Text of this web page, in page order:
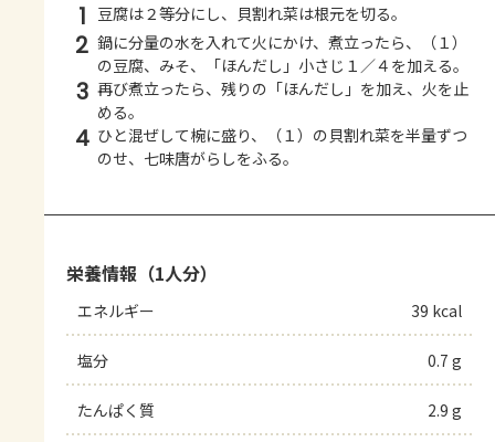
1 豆腐は２等分にし、貝割れ菜は根元を切る。
2 鍋に分量の水を入れて火にかけ、煮立ったら、（１）
の豆腐、みそ、「ほんだし」小さじ１／４を加える。
3 再び煮立ったら、残りの「ほんだし」を加え、火を止
める。
4 ひと混ぜして椀に盛り、（１）の貝割れ菜を半量ずつ
のせ、七味唐がらしをふる。
栄養情報（1人分）
エネルギー 39 kcal
塩分 0.7 g
たんぱく質 2.9 g